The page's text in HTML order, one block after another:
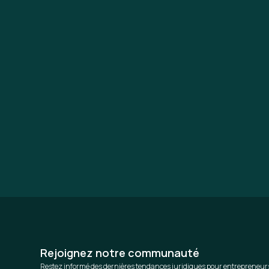
Rejoignez notre communauté
Restez informé des dernières tendances juridiques pour